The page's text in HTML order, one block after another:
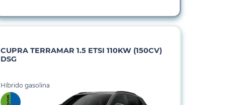
CUPRA TERRAMAR 1.5 ETSI 110KW (150CV)
DSG
Híbrido gasolina